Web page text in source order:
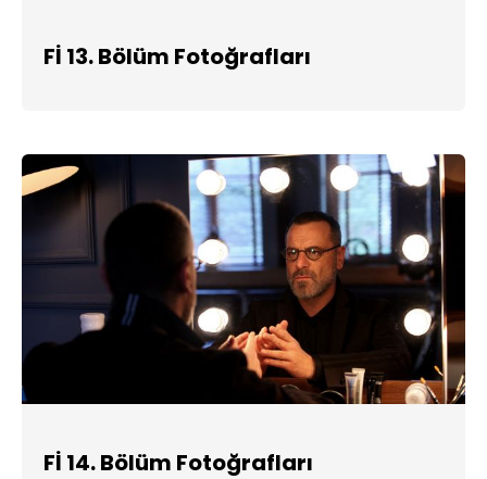
Fİ 13. Bölüm Fotoğrafları
Fİ 14. Bölüm Fotoğrafları